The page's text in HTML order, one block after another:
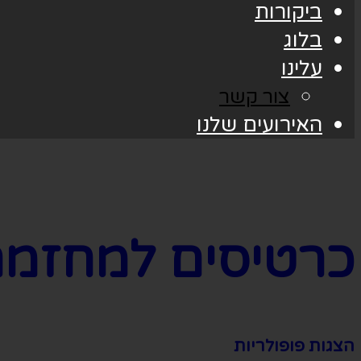
ביקורות
בלוג
עלינו
צור קשר
האירועים שלנו
כרטיסים
הצגות פופולריות